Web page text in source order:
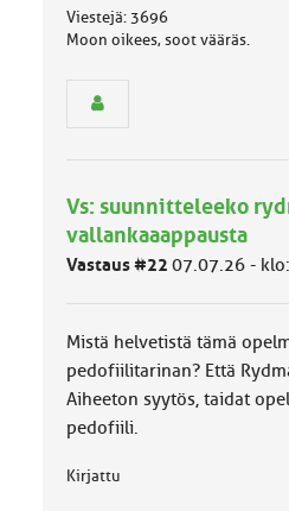
s
e
u
o
k
Viestejä: 3696
Moon oikees, soot vääräs.
Vs: suunnitteleeko
vallankaaappausta
Vastaus #22 07.07.26 -
Mistä helvetistä tämä
pedofiilitarinan? Että
Aiheeton syytös, taidat
pedofiili.
Kirjattu